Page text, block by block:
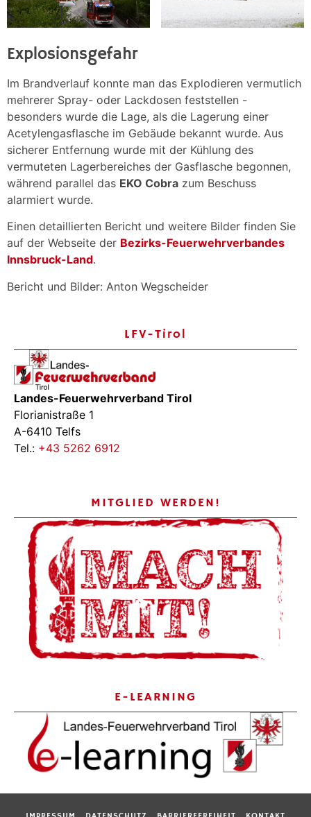
Explosionsgefahr
Im Brandverlauf konnte man das Explodieren vermutlich
mehrerer Spray- oder Lackdosen feststellen -
besonders wurde die Lage, als die Lagerung einer
Acetylengasflasche im Gebäude bekannt wurde. Aus
sicherer Entfernung wurde mit der Kühlung des
vermuteten Lagerbereiches der Gasflasche begonnen,
während parallel das EKO Cobra zum Beschuss
alarmiert wurde.
Einen detaillierten Bericht und weitere Bilder finden Sie
auf der Webseite der Bezirks-Feuerwehrverbandes
Innsbruck-Land.
Bericht und Bilder: Anton Wegscheider
LFV-Tirol
Landes-Feuerwehrverband Tirol
Florianistraße 1
A-6410 Telfs
Tel.: +43 5262 6912
MITGLIED WERDEN!
E-LEARNING